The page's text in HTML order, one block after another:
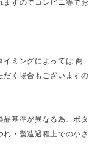
ますのでコンビニ等でお
イミングによっては 商
だく場合もございますの
品基準が異なる為、ボタ
・製造過程上での小さ